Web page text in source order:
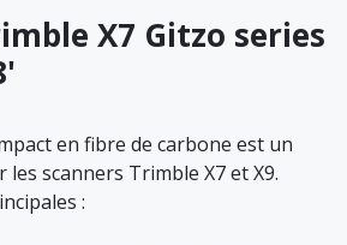
X7 Gitzo series
en fibre de carbone est un
scanners Trimble X7 et X9.
: